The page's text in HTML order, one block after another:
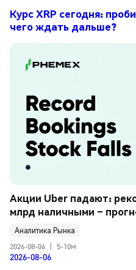
Курс XRP сегодня:
чего ждать дальше?
Акции Uber падают:
млрд наличными –
Аналитика Рынка
2026-08-06
5-10м
2026-08-06